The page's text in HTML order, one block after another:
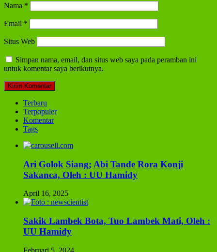
Nama *
Email *
Situs Web
Simpan nama, email, dan situs web saya pada peramban ini
untuk komentar saya berikutnya.
Terbaru
Terpopuler
Komentar
Tags
Ari Golok Siang; Abi Tande Rora Konji
Sakanca, Oleh : UU Hamidy
April 16, 2025
Sakik Lambek Bota, Tuo Lambek Mati, Oleh :
UU Hamidy
Februari 5, 2024